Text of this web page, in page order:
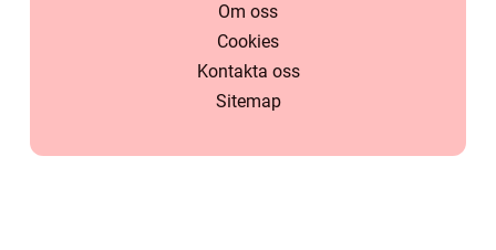
Om oss
Cookies
Kontakta oss
Sitemap